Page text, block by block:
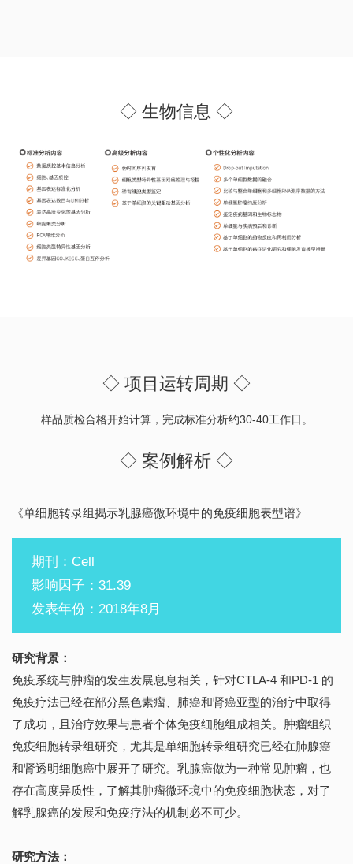
◇ 生物信息 ◇
◇ 项目运转周期 ◇
样品质检合格开始计算，完成标准分析约30-40工作日。
◇ 案例解析 ◇
《单细胞转录组揭示乳腺癌微环境中的免疫细胞表型谱》
期刊：Cell
影响因子：31.39
发表年份：2018年8月
研究背景：
免疫系统与肿瘤的发生发展息息相关，针对CTLA-4 和PD-1 的
免疫疗法已经在部分黑色素瘤、肺癌和肾癌亚型的治疗中取得
了成功，且治疗效果与患者个体免疫细胞组成相关。肿瘤组织
免疫细胞转录组研究，尤其是单细胞转录组研究已经在肺腺癌
和肾透明细胞癌中展开了研究。乳腺癌做为一种常见肿瘤，也
存在高度异质性，了解其肿瘤微环境中的免疫细胞状态，对了
解乳腺癌的发展和免疫疗法的机制必不可少。
研究方法：